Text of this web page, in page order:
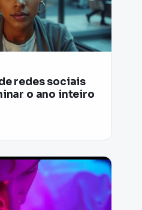
redes sociais
o ano inteiro